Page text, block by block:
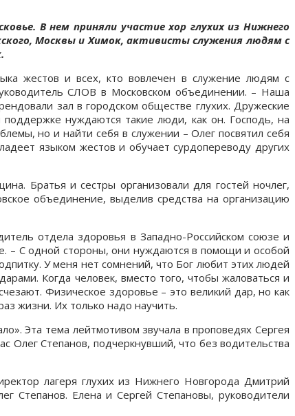
В нем приняли участие хор глухих из Нижнего
Москвы и Химок, активисты служения людям с
жестов и всех, кто вовлечен в служение людям с
СЛОВ в Московском объединении. – Наша
зал в городском обществе глухих. Дружеские
нуждаются такие люди, как он. Господь, на
но и найти себя в служении – Олег посвятил себя
языком жестов и обучает сурдопереводу других
Братья и сестры организовали для гостей ночлег,
объединение, выделив средства на организацию
отдела здоровья в Западно-Российском союзе и
– С одной стороны, они нуждаются в помощи и особой
У меня нет сомнений, что Бог любит этих людей
Когда человек, вместо того, чтобы жаловаться и
Физическое здоровье – это великий дар, но как
жизни. Их только надо научить.
Эта тема лейтмотивом звучала в проповедях Сергея
Олег Степанов, подчеркнувший, что без водительства
лагеря глухих из Нижнего Новгорода Дмитрий
Степанов. Елена и Сергей Степановы, руководители